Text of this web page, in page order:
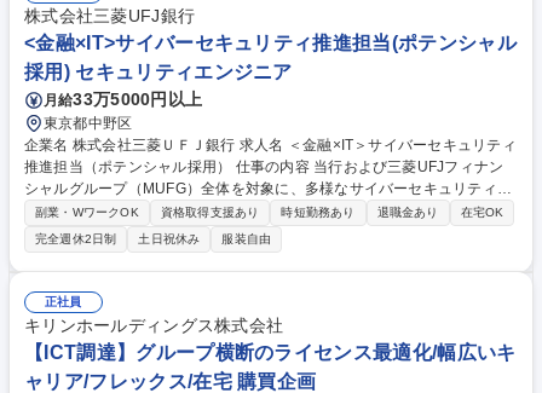
件例＞・取引履歴や営業記録に基づく顧客動向分析および営業担当者への
レコメンド・生成系AIを用いたコールセンター業務の高度化 ・不正な資金
移動・口座利用の検知 募集職種 【業界不問】メガバンクのデータサイエ
ンティスト（リーダークラス）
株式会社三菱UFJ銀行
<金融×IT>サイバーセキュリティ推進担当(ポテンシャル
採用) セキュリティエンジニア
月給33万5000円以上
東京都中野区
企業名 株式会社三菱ＵＦＪ銀行 求人名 ＜金融×IT＞サイバーセキュリティ
推進担当（ポテンシャル採用） 仕事の内容 当行および三菱UFJフィナン
シャルグループ（MUFG）全体を対象に、多様なサイバーセキュリティ関
連業務を推進いただきます。 ※既に一定のスキル・ご経験をお持ちの方
は、各領域毎の求人にご応募ください。 具体的には下記のような業務を想
定しています。 ■サイバーセキュリティ戦略策定や各組織へのセキュリテ
ィ教育 ■脅威インテリジェンス、ASM（Attack Surface Management）関
連ツールの企画・導入・運用 ■インシデントレスポンス、セキュリティ監
視、セキュリティ対策製品の導入 ■情報セキュリティ関連のポリシー・ス
タンダード策定やコンサルテーション、システム開発時のレビュー 等 募
集職種 ＜金融×IT＞サイバーセキュリティ推進担当（ポテンシャル採用）
副業・WワークOK 資格取得支援あり 時短勤務あり 退職金あり
在宅OK
完全週休2日制
土日祝休み 服装自由
正社員
キリンホールディングス株式会社
【ICT調達】グループ横断のライセンス最適化/幅広いキ
ャリア/フレックス/在宅 購買企画